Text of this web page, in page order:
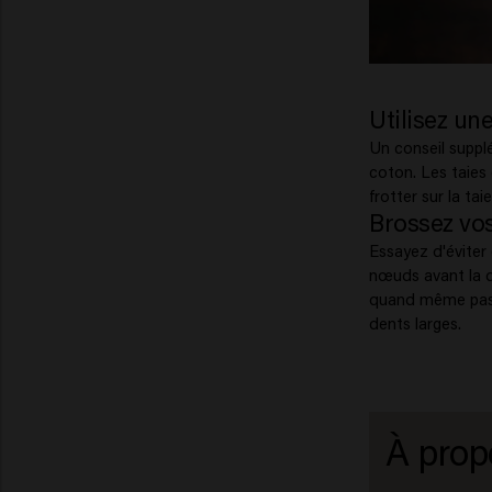
Utilisez
Un conseil
coton. Les
frotter sur la
Brossez
Essayez
nœuds avant la
quand même
dents larges.
À